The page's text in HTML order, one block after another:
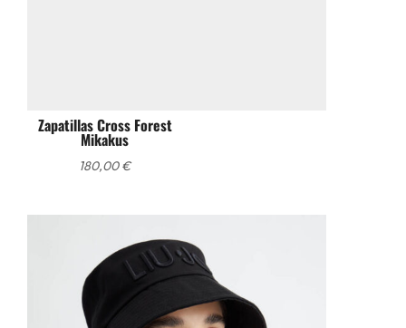
Zapatillas Cross Forest
Mikakus
180,00€